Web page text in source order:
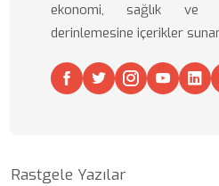
ekonomi, sağlık ve
derinlemesine içerikler
Rastgele Yazılar